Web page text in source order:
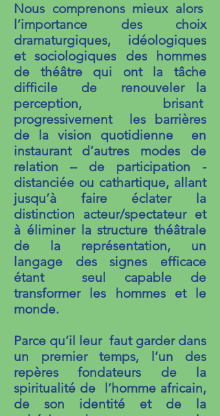
Nous comprenons mieux alors
l’importance des choix
dramaturgiques, idéologiques
et sociologiques des hommes
de théâtre qui ont la tâche
difficile de renouveler la
perception, brisant
progressivement les barrières
de la vision quotidienne en
instaurant d’autres modes de
relation – de participation -
distanciée ou cathartique, allant
jusqu’à faire éclater la
distinction acteur/spectateur et
à éliminer la structure théâtrale
de la représentation, un
langage des signes efficace
étant seul capable de
transformer les hommes et le
monde.
Parce qu’il leur faut garder dans
un premier temps, l’un des
repères fondateurs de la
spiritualité de l’homme africain,
de son identité et de la